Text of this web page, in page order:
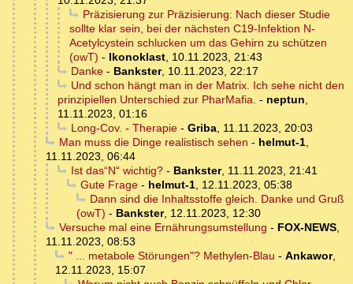
Präzisierung zur Präzisierung: Nach dieser Studie
sollte klar sein, bei der nächsten C19-Infektion N-
Acetylcystein schlucken um das Gehirn zu schützen
(owT) - Ikonoklast, 10.11.2023, 21:43
Danke- Bankster, 10.11.2023, 22:17
Und schon hängt man in der Matrix. Ich sehe nicht den
prinzipiellen Unterschied zur PharMafia. - neptun,
11.11.2023, 01:16
Long-Cov. - Therapie- Griba, 11.11.2023, 20:03
Man muss die Dinge realistisch sehen - helmut-1,
11.11.2023, 06:44
Ist das“N“ wichtig?- Bankster, 11.11.2023, 21:41
Gute Frage- helmut-1, 12.11.2023, 05:38
Dann sind die Inhaltsstoffe gleich. Danke und Gruß
(owT) - Bankster, 12.11.2023, 12:30
Versuche mal eine Ernährungsumstellung - FOX-NEWS,
11.11.2023, 08:53
" ... metabole Störungen"? Methylen-Blau - Ankawor,
12.11.2023, 15:07